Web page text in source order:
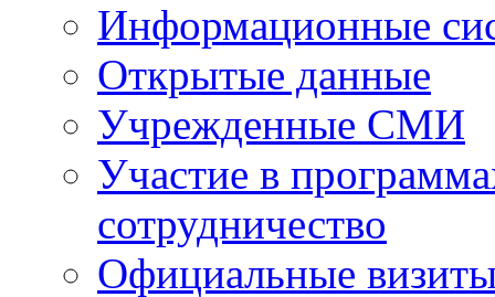
Информационные
Открытые данные
Учрежденные СМИ
Участие в
сотрудничество
Официальные